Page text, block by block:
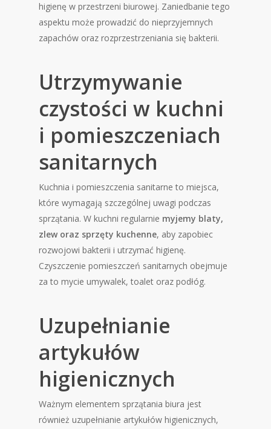
higienę w przestrzeni biurowej. Zaniedbanie tego
aspektu może prowadzić do nieprzyjemnych
zapachów oraz rozprzestrzeniania się bakterii.
Utrzymywanie
czystości w kuchni
i pomieszczeniach
sanitarnych
Kuchnia i pomieszczenia sanitarne to miejsca,
które wymagają szczególnej uwagi podczas
sprzątania. W kuchni regularnie myjemy blaty,
zlew oraz sprzęty kuchenne, aby zapobiec
rozwojowi bakterii i utrzymać higienę.
Czyszczenie pomieszczeń sanitarnych obejmuje
za to mycie umywalek, toalet oraz podłóg.
Uzupełnianie
artykułów
higienicznych
Ważnym elementem sprzątania biura jest
również uzupełnianie artykułów higienicznych,